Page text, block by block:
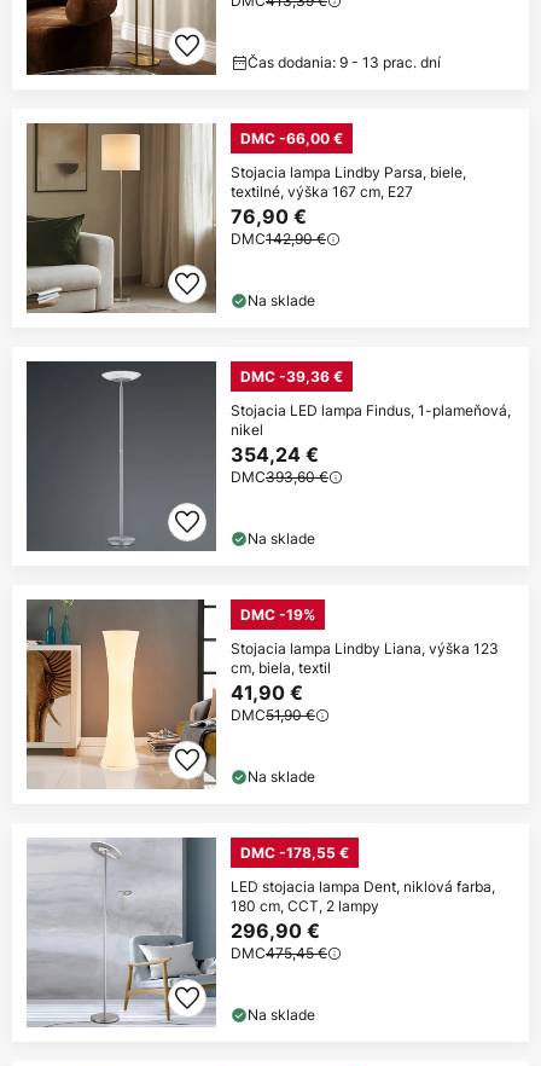
Čas dodania: 9 - 13 prac. dní
DMC -66,00 €
Stojacia lampa Lindby Parsa, biele,
textilné, výška 167 cm, E27
76,90 €
DMC142,90 €
Na sklade
DMC -39,36 €
Stojacia LED lampa Findus, 1-plameňová,
nikel
354,24 €
DMC393,60 €
Na sklade
DMC -19%
Stojacia lampa Lindby Liana, výška 123
cm, biela, textil
41,90 €
DMC51,90 €
Na sklade
DMC -178,55 €
LED stojacia lampa Dent, niklová farba,
180 cm, CCT, 2 lampy
296,90 €
DMC475,45 €
Na sklade